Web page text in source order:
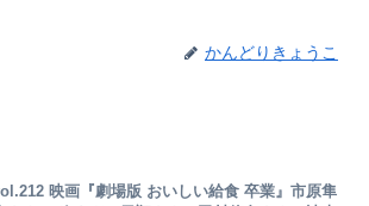
かんどりきょうこ
画『劇場版 おいしい給食 卒業』市原隼